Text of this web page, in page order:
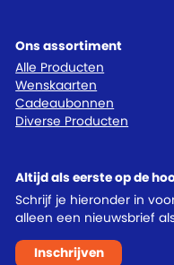
Ons assortiment
Alle Producten
Wenskaarten
Cadeaubonnen
Diverse Producten
Altijd als eerste op de
Schrijf je hieronder in
alleen een nieuwsbrief
Inschrijven